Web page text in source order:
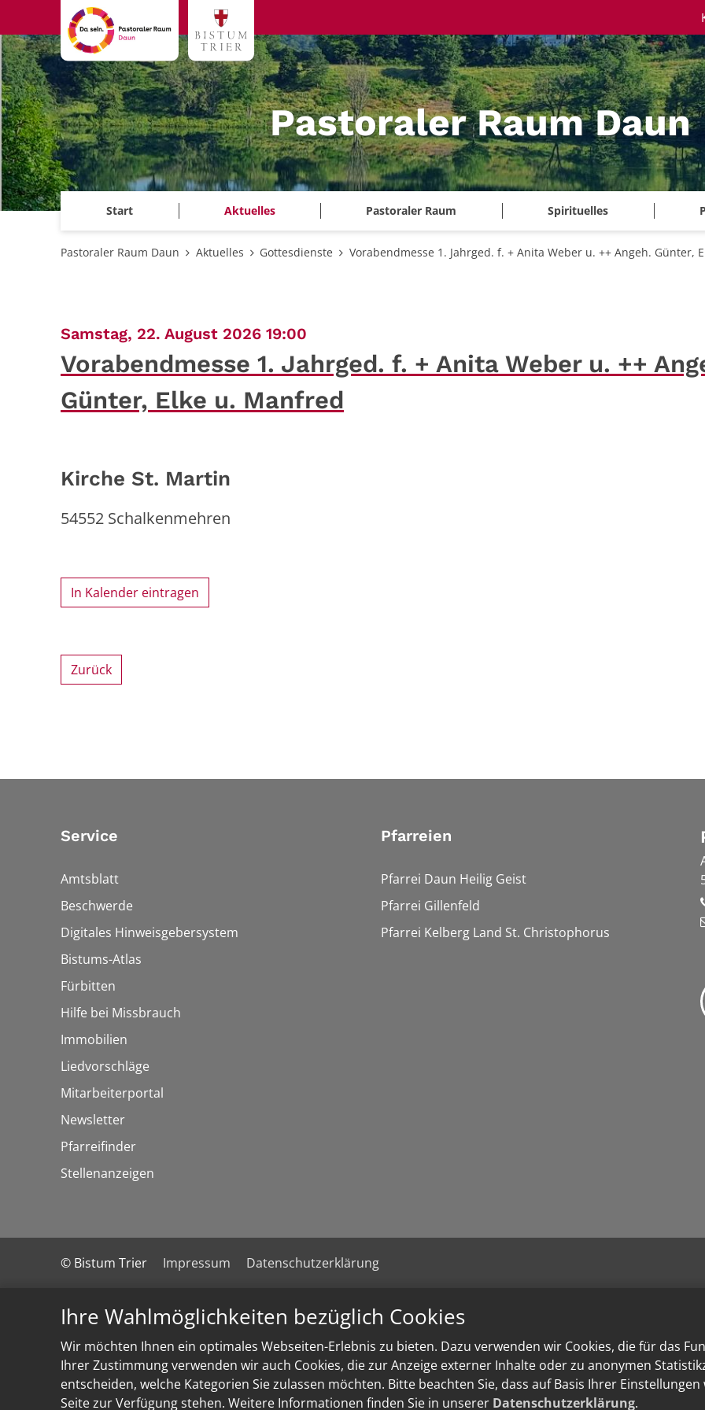
Ihre Wahlmöglichkeiten bezüglich Cookies
Wir möchten Ihnen ein optimales Webseiten-Erlebnis zu bieten. Dazu verwenden wir Cookies, die für das
Ihrer Zustimmung verwenden wir auch Cookies, die zur Anzeige externer Inhalte oder zu anonymen
entscheiden, welche Kategorien Sie zulassen möchten. Bitte beachten Sie, dass auf Basis Ihrer
Seite zur Verfügung stehen. Weitere Informationen finden Sie in unserer Datenschutzerklärung.
Zum Inhalt springen
Pastoraler Raum Daun
Start Aktuelles Pastoraler Raum Spirituelles
Pastoraler Raum Daun Aktuelles Gottesdienste Vorabendmesse 1. Jahrged. f. + Anita Weber u. ++ Angeh. Günter,
Samstag, 22. August 2026 19:00
Vorabendmesse 1. Jahrged. f. + Anita Weber u. ++
Günter, Elke u. Manfred
Kirche St. Martin
54552 Schalkenmehren
In Kalender eintragen
Zurück
Service
Amtsblatt
Beschwerde
Digitales Hinweisgebersystem
Bistums-Atlas
Fürbitten
Hilfe bei Missbrauch
Immobilien
Liedvorschläge
Mitarbeiterportal
Newsletter
Pfarreifinder
Stellenanzeigen
Pfarreien
Pfarrei Daun Heilig Geist
Pfarrei Gillenfeld
Pfarrei Kelberg Land St. Christophorus
© Bistum Trier Impressum Datenschutzerklärung